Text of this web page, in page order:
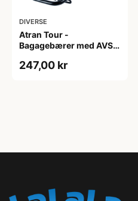
DIVERSE
Atran Tour -
Bagagebærer med AVS -
247,00 kr